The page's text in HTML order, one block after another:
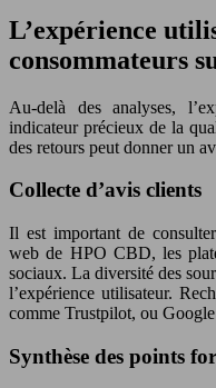
L’expérience
consommateurs
Au-delà des analyses,
indicateur précieux de la
des retours peut donner un
Collecte d’avis clients
Il est important de
web de HPO CBD, les
sociaux. La diversité des
l’expérience utilisateur.
comme Trustpilot, ou
Synthèse des points